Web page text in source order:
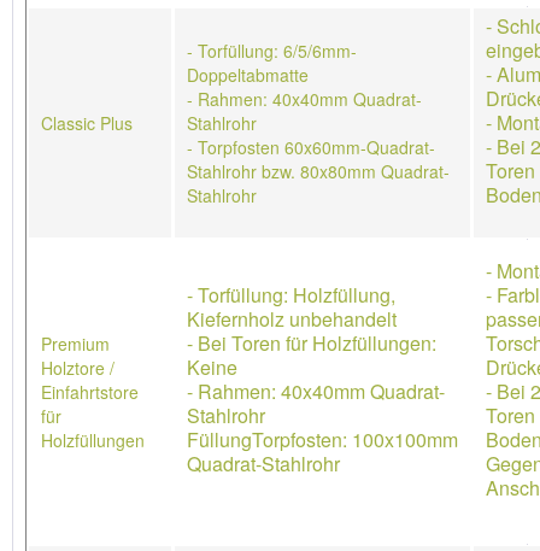
Classic Plus
- Torfüllung: 6/5/6mm-
Doppeltabmatte
- Rahmen: 40x40mm Quadrat-
Stahlrohr
- Torpfosten 60x60mm-Quadrat-
Stahlrohr bzw. 80x80mm Quadrat-
Stahlrohr
-
-
-
- Bei
Premium
Holztore /
Einfahrtstore
für
Holzfüllungen
- Torfüllung: Holzfüllung,
Kiefernholz unbehandelt
- Bei Toren für Holzfüllungen:
Keine
- Rahmen: 40x40mm Quadrat-
Stahlrohr
FüllungTorpfosten: 100x100mm
Quadrat-Stahlrohr
-
-
- Bei